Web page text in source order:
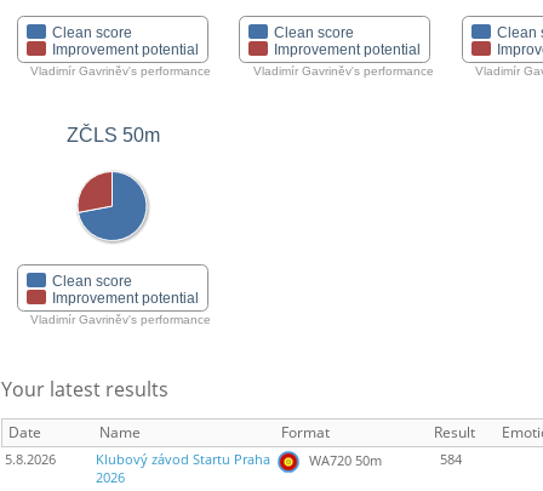
Clean score
Improvement potential
Vladimír Gavriněv's performance
Clean score
Improvement potential
Vladimír Gavriněv's performance
Clean
Vladimír
ZČLS 50m
Clean score
Improvement potential
Vladimír Gavriněv's performance
Your latest results
Date Name Format Result
5.8.2026
Klubový závod Startu Praha
2026
WA720 50m 584